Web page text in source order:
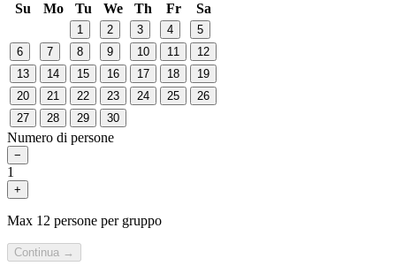
Su
Mo Tu We Th Fr Sa
1 2 3 4
5
6
7 8 9 10 11
12
13
14 15 16 17 18
19
20
21 22 23 24 25
26
27
28 29 30
Numero di persone
−
1
+
Max 12 persone per gruppo
Continua →